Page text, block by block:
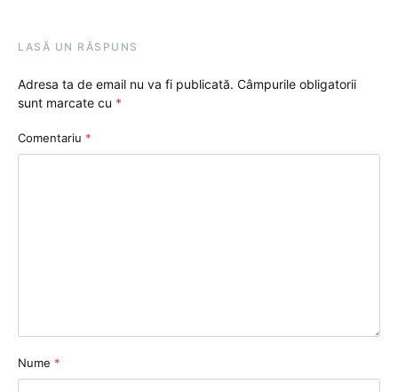
LASĂ UN RĂSPUNS
Adresa ta de email nu va fi publicată. Câmpurile obligatorii
sunt marcate cu *
Comentariu *
Nume *